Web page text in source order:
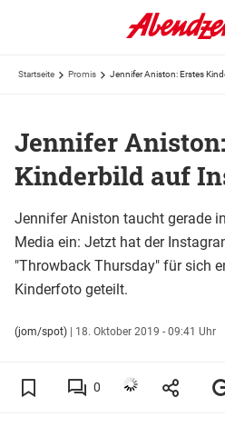
Startseite Promis Jennifer Aniston: Erstes
Jennifer
Kinderbild auf
Jennifer Aniston taucht gerade
Media ein: Jetzt hat der
"Throwback Thursday" für sich
Kinderfoto geteilt.
(jom/spot) | 18. Oktober 2019 - 09:41 Uhr
0